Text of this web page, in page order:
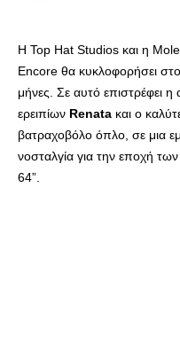
Η Top Hat Studios και η
Encore θα κυκλοφορήσει
μήνες. Σε αυτό επιστρέφει η
ερειπίων Renata και ο
βατραχοβόλο όπλο, σε μια
νοσταλγία για την εποχή
64”.